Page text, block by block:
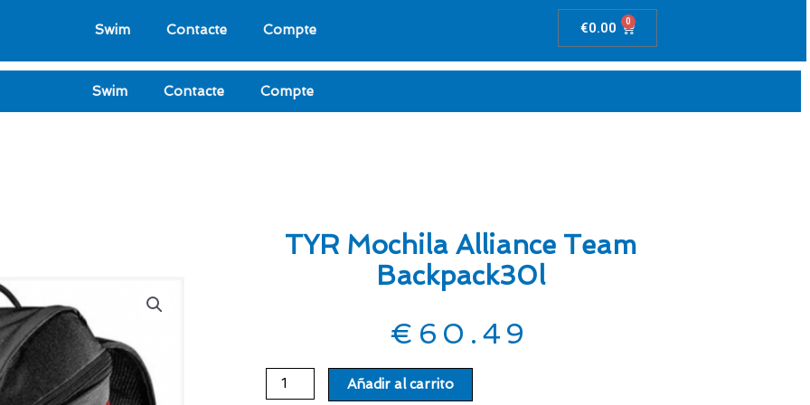
Swim Contacte Compte €0.00 0 Carrito
Swim Contacte Compte
TYR Mochila Alliance Team
Backpack30l
€ 60.49
TYR
Mochila
Añadir al carrito